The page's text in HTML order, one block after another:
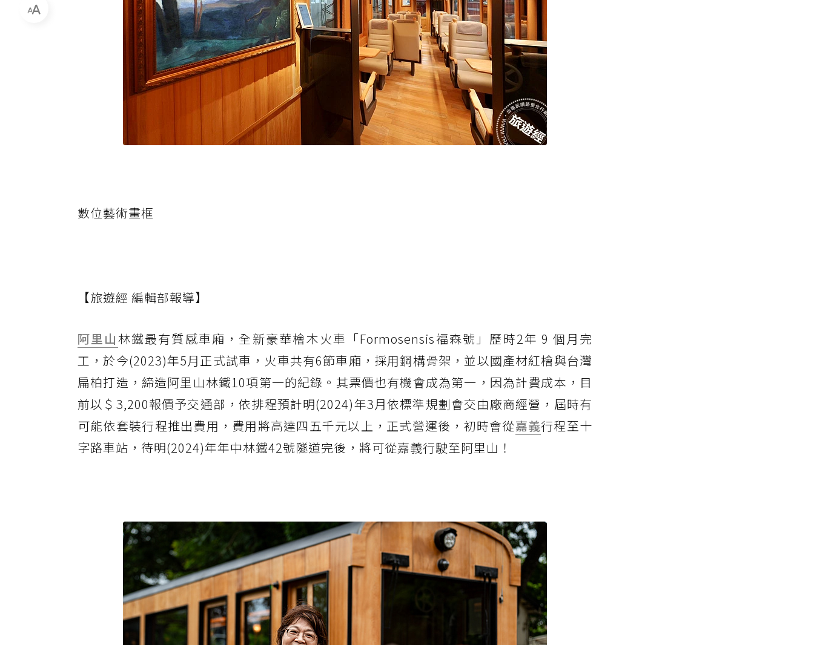
數位藝術畫框
【旅遊經 編輯部報導】
阿里山林鐵最有質感車廂，全新豪華檜木火車「Formosensis福森號」歷時2年 9 個月完
工，於今(2023)年5月正式試車，火車共有6節車廂，採用鋼構骨架，並以國產材紅檜與台灣
扁柏打造，締造阿里山林鐵10項第一的紀錄。其票價也有機會成為第一，因為計費成本，目
前以＄3,200報價予交通部，依排程預計明(2024)年3月依標準規劃會交由廠商經營，屆時有
可能依套裝行程推出費用，費用將高達四五千元以上，正式營運後，初時會從嘉義行程至十
字路車站，待明(2024)年年中林鐵42號隧道完後，將可從嘉義行駛至阿里山！